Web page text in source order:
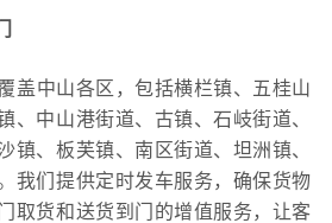
盖中山各区，包括横栏镇、五桂山
、中山港街道、古镇、石岐街道、
镇、板芙镇、南区街道、坦洲镇、
我们提供定时发车服务，确保货物
取货和送货到门的增值服务，让客